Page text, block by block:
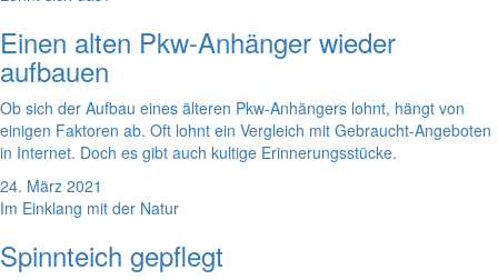
Einen alten Pkw-Anhänger wieder
aufbauen
Ob sich der Aufbau eines älteren Pkw-Anhängers lohnt, hängt von
einigen Faktoren ab. Oft lohnt ein Vergleich mit Gebraucht-Angeboten
in Internet. Doch es gibt auch kultige Erinnerungsstücke.
24. März 2021
Im Einklang mit der Natur
Spinnteich gepflegt